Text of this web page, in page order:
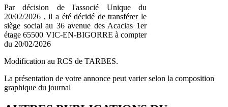
Par décision de l'associé Unique du
20/02/2026 , il a été décidé de transférer le
siège social au 36 avenue des Acacias 1er
étage 65500 VIC-EN-BIGORRE à compter
du 20/02/2026
Modification au RCS de TARBES.
La présentation de votre annonce peut varier selon la composition
graphique du journal